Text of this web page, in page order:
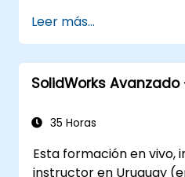
modelado de
Dominar las
avanzado de
Leer más...
SolidWorks
35 Horas
Esta formación en vivo,
instructor en Uruguay